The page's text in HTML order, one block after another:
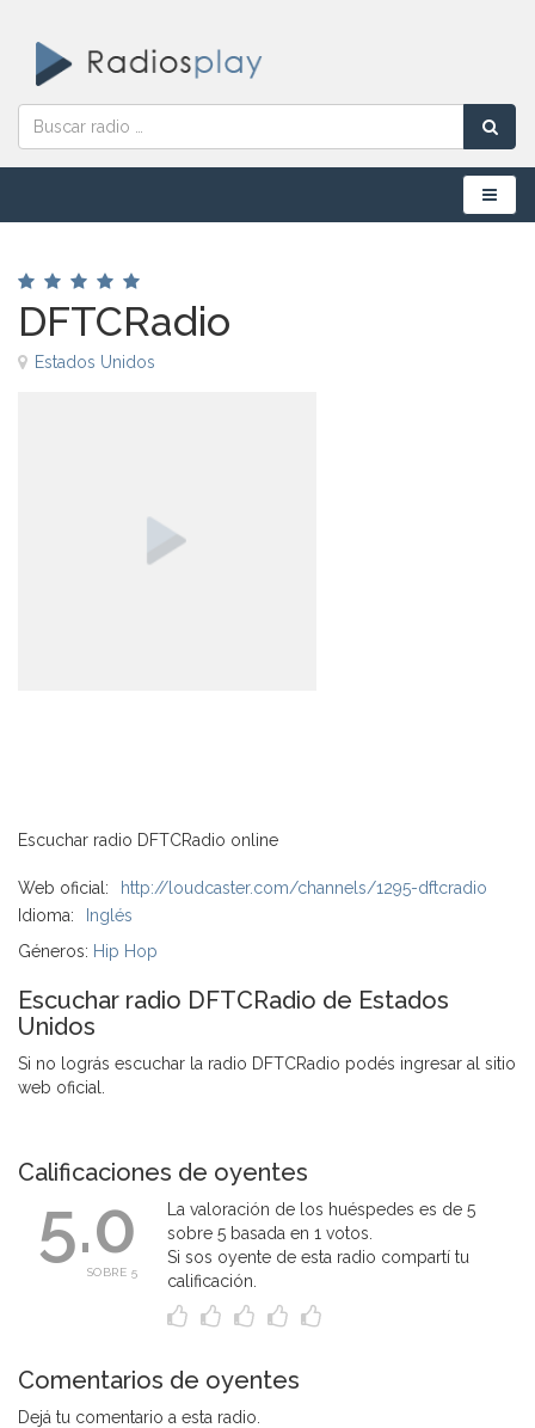
Menú
DFTCRadio
Estados Unidos
Escuchar radio DFTCRadio online
Web oficial:
http://loudcaster.com/channels/1295-dftcradio
Idioma:
Inglés
Géneros: Hip Hop
Escuchar radio DFTCRadio de Estados
Unidos
Si no lográs escuchar la radio DFTCRadio podés ingresar al sitio
web oficial.
Calificaciones de oyentes
5.0
SOBRE 5
La valoración de los huéspedes es de 5
sobre 5 basada en 1 votos.
Si sos oyente de esta radio compartí tu
calificación.
Comentarios de oyentes
Dejá tu comentario a esta radio.